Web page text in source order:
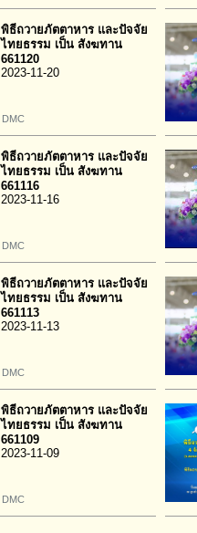
พิธีถวายภัตตาหาร และปัจจัย
ไทยธรรม เป็น สังฆทาน
661120
2023-11-20
DMC
พิธีถวายภัตตาหาร และปัจจัย
ไทยธรรม เป็น สังฆทาน
661116
2023-11-16
DMC
พิธีถวายภัตตาหาร และปัจจัย
ไทยธรรม เป็น สังฆทาน
661113
2023-11-13
DMC
พิธีถวายภัตตาหาร และปัจจัย
ไทยธรรม เป็น สังฆทาน
661109
2023-11-09
DMC